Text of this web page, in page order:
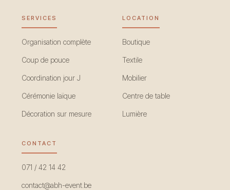
SERVICES
Organisation complète
Coup de pouce
Coordination jour J
Cérémonie laïque
Décoration sur mesure
LOCATION
Boutique
Textile
Mobilier
Centre de table
Lumière
CONTACT
071 / 42 14 42
contact@abh-event.be